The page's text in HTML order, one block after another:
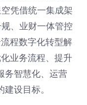
凭借统一集成架
、业财一体管控
程数字化转型解
业务流程、提升
务智慧化、运营
设目标。